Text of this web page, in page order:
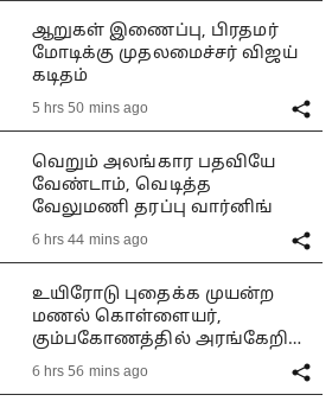
ஆறுகள் இணைப்பு, பிரதமர்
மோடிக்கு முதலமைச்சர் விஜய்
கடிதம்
5 hrs 50 mins ago
வெறும் அலங்கார பதவியே
வேண்டாம், வெடித்த
வேலுமணி தரப்பு வார்னிங்
6 hrs 44 mins ago
உயிரோடு புதைக்க முயன்ற
மணல் கொள்ளையர்,
கும்பகோணத்தில் அரங்கேறிய
பயங்கரம்
6 hrs 56 mins ago